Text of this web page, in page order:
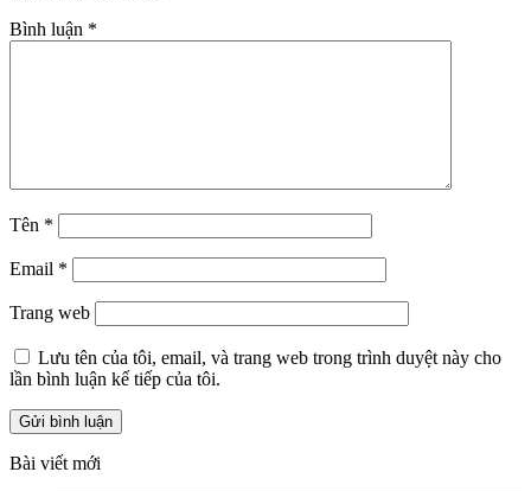
Bình luận *
Tên *
Email *
Trang web
Lưu tên của tôi, email, và trang web trong trình duyệt này cho
lần bình luận kế tiếp của tôi.
Bài viết mới